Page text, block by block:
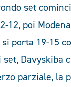
set
12, poi
porta 19-15
Davyskiba
parziale, la